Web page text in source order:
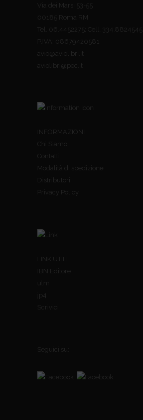
Via dei Marsi 53-55
00185 Roma RM
Tel. 06.4452275; Cell. 334.8824545
P.IVA: 08679420581
avio@aviolibri.it
aviolibri@pec.it
INFORMAZIONI
Chi Siamo
Contatti
Modalità di spedizione
Distributori
Privacy Policy
LINK UTILI
IBN Editore
ulm
jp4
Scrivici
Seguici su: